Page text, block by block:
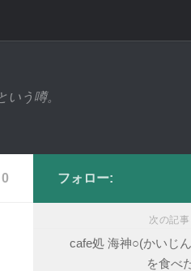
う噂。
0 フォロー:
次の記事
cafe処 海神○(かいじ
を食べ